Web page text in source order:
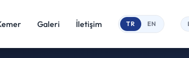
Galeri İletişim TR EN